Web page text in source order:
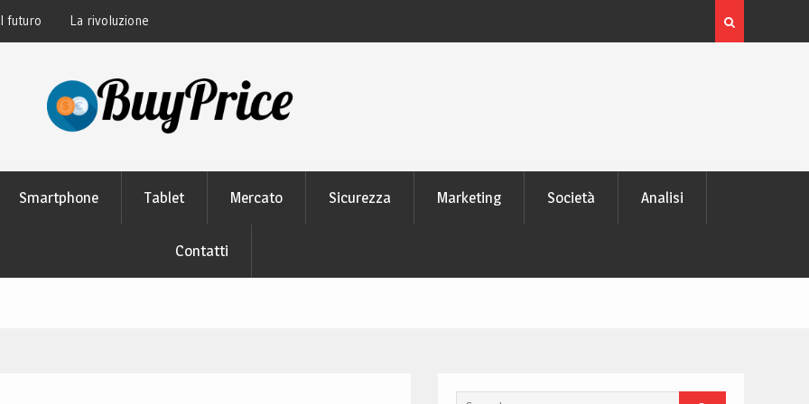
perché tutti lo
moderni
L’evoluzione delle schede video: dai pixel al Ray
moderno
Smartphone Tablet Mercato Sicurezza Marketing Società Analisi
Contatti